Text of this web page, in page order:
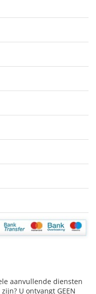
aanvullende diensten
U ontvangt GEEN